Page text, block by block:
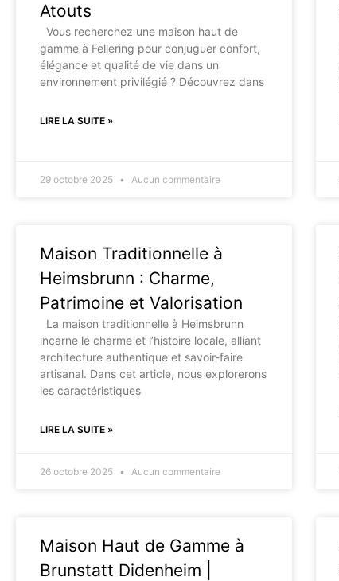
Atouts
Vous recherchez une maison haut de
gamme à Fellering pour conjuguer confort,
élégance et qualité de vie dans un
environnement privilégié ? Découvrez dans
LIRE LA SUITE »
29 octobre 2025 Aucun commentaire
Maison Traditionnelle à
Heimsbrunn : Charme,
Patrimoine et Valorisation
La maison traditionnelle à Heimsbrunn
incarne le charme et l’histoire locale, alliant
architecture authentique et savoir-faire
artisanal. Dans cet article, nous explorerons
les caractéristiques
LIRE LA SUITE »
26 octobre 2025 Aucun commentaire
Maison Haut de Gamme à
Brunstatt Didenheim |